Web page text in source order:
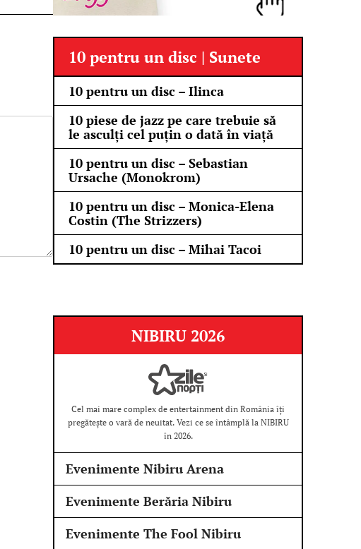
10 pentru un disc | Sunete
10 pentru un disc – Ilinca
10 piese de jazz pe care trebuie să
le asculți cel puțin o dată în viață
10 pentru un disc – Sebastian
Ursache (Monokrom)
10 pentru un disc – Monica-Elena
Costin (The Strizzers)
10 pentru un disc – Mihai Tacoi
NIBIRU 2026
Cel mai mare complex de entertainment din România îți
pregătește o vară de neuitat. Vezi ce se întâmplă la NIBIRU
în 2026.
Evenimente Nibiru Arena
Evenimente Berăria Nibiru
Evenimente The Fool Nibiru